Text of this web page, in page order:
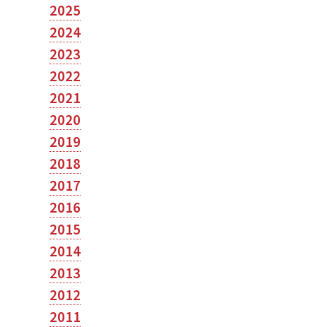
2025
2024
2023
2022
2021
2020
2019
2018
2017
2016
2015
2014
2013
2012
2011